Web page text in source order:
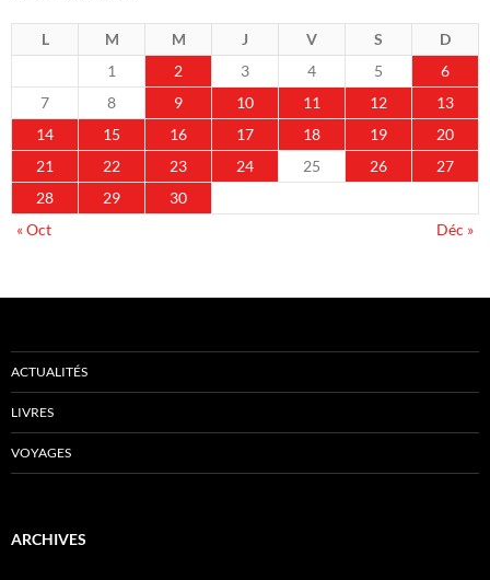
L M M J V S
D
1
2 3 4 5
6
7
8 9 10 11 12
13
14
15 16 17 18 19
20
21
22 23 24 25 26
27
28
29
30
« Oct
Déc »
ACTUALITÉS
LIVRES
VOYAGES
ARCHIVES